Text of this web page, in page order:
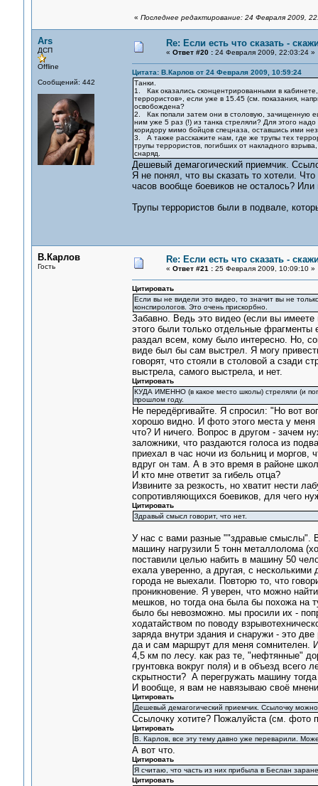
« Последнее редактирование: 24 Февраля 2009,
Ars
ДСП
Offline
Сообщений: 442
Re: Если есть что сказать -
« Ответ #20 :24 Февраля 2009, 22:03:24 »
Цитата: В.Карлов от 24 Февраля 2009, 10:59:24
Танки.
1. Как оказались сконцентрированными в
террористов», если уже в 15.45 (см. показания,
освобождена?
2. Как попали затем они в столовую, зачищенную
ним уже 5 раз (!) из танка стреляли? Для этого
коридору мимо бойцов спецназа, оставшись ими
3. А также расскажите нам, где же трупы тех
трупы террористов, погибших от накладного
снаряд.
Дешевый демагогический приемчик.
Я не понял, что вы сказать то хотели.
часов вообще боевиков не осталось?
Трупы террористов были в подвале,
В.Карлов
Гость
Re: Если есть что сказать -
« Ответ #21 :25 Февраля 2009, 10:09:10 »
Цитировать
Если вы не видели это видео, то значит вы не
конспирологов. Это очень прискорбно.
Забавно. Ведь это видео (если вы
этого были только отдельные
раздал всем, кому было интересно. Но,
виде был бы сам выстрел. Я могу
говорят, что стояли в столовой а сзади
выстрела, самого выстрела, и нет.
Цитировать
КУДА ИМЕННО (в какое место школы) стреляли (и
прошлом году.
Не передёргивайте. Я спросил: "Но вот
хорошо видно. И фото этого места у меня
что? И ничего. Вопрос в другом - зачем
заложники, что раздаются голоса из
приехал в час ночи из больниц и моргов,
вдруг он там. А в это время в районе
И кто мне ответит за гибель отца?
Извините за резкость, но хватит нести
сопротивляющихся боевиков, для чего
Цитировать
Здравый смысл говорит, что нет.
У нас с вами разные ""здравые смыслы".
машину нагрузили 5 тонн металлолома
поставили целью набить в машину 50
ехала уверенно, а другая, с
города не выехали. Повторю то, что
проникновение. Я уверен, что можно
мешков, но тогда она была бы похожа на
было бы невозможно. мы просили их -
ходатайством по поводу
заряда внутри здания и снаружи - это
да и сам маршрут для меня сомнителен.
4,5 км по лесу. как раз те, "нефтянные"
грунтовка вокруг поля) и в объезд
скрытности? А перегружать машину
И вообще, я вам не навязываю своё
Цитировать
Дешевый демагогический приемчик. Ссылочку
Ссылочку хотите? Пожалуйста (см. фото
Цитировать
В. Карлов, все эту тему давно уже переварили.
А вот что.
Цитировать
Я считаю, что часть из них прибыла в Беслан
Цитировать